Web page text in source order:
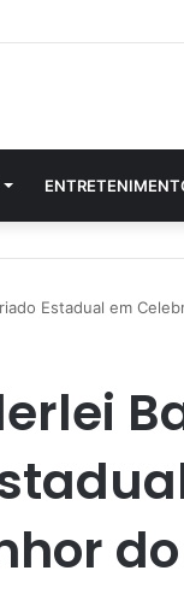
Estadual em